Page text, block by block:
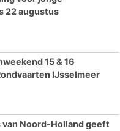
22 augustus
15 & 16
IJsselmeer
van Noord-Holland geeft